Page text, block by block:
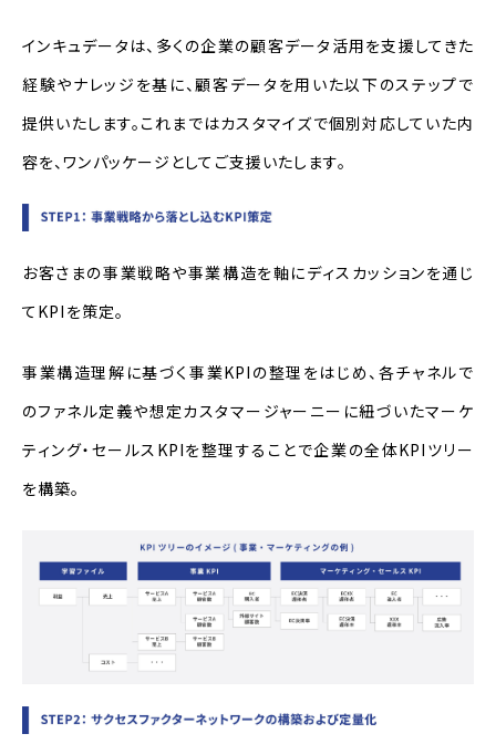
インキュデータは、多くの企業の顧客データ活用を支援してきた
経験やナレッジを基に、顧客データを用いた以下のステップで
提供いたします。これまではカスタマイズで個別対応していた内
容を、ワンパッケージとしてご支援いたします。
お客さまの事業戦略や事業構造を軸にディスカッションを通じ
て KPI を策定。
事業構造理解に基づく事業KPI の整理をはじめ、各チャネルで
のファネル定義や想定カスタマージャーニーに紐づいたマーケ
ティング・セールス KPIを整理することで企業の全体KPI ツリー
を構築。